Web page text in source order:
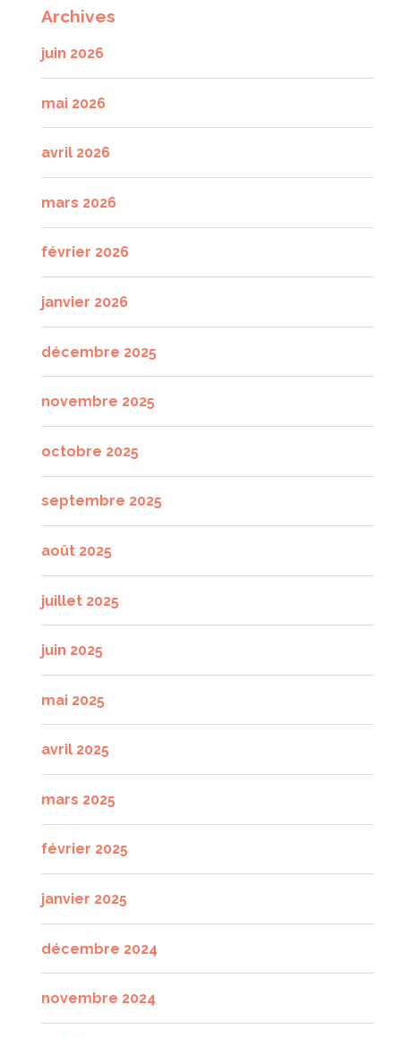
Archives
juin 2026
mai 2026
avril 2026
mars 2026
février 2026
janvier 2026
décembre 2025
novembre 2025
octobre 2025
septembre 2025
août 2025
juillet 2025
juin 2025
mai 2025
avril 2025
mars 2025
février 2025
janvier 2025
décembre 2024
novembre 2024